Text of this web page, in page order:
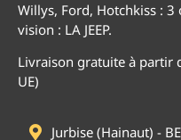
Willys, Ford, Hotchkiss :
vision : LA JEEP.
Livraison gratuite à partir
UE)
Jurbise (Hainaut) -